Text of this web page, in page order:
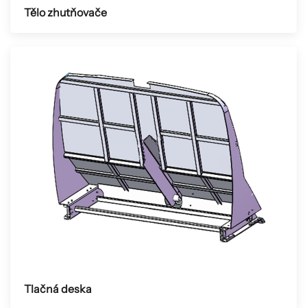
Tělo zhutňovače
Tlačná deska